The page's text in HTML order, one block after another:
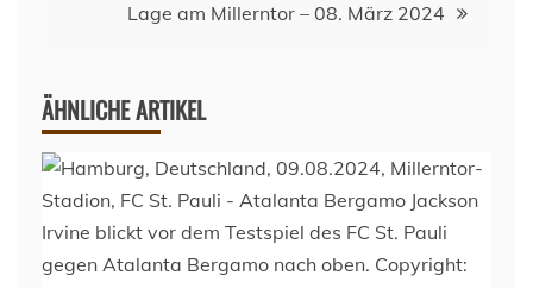
Lage am Millerntor – 08. März 2024
ÄHNLICHE ARTIKEL